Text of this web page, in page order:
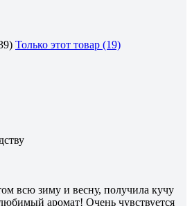
Только этот товар (19)
всю зиму и весну, получила кучу
аромат! Очень чувствуется